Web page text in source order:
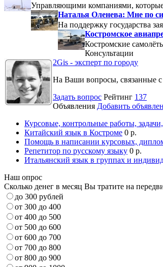
Управляющими компаниями, которые
Наталья Оленева: Мне по
На поддержку государства
Костромское
Костромские
Консультации
2Gis - эксперт по городу
На Ваши вопросы, связанные с
Задать вопрос Рейтинг 137
Объявления Добавить
Курсовые, контрольные работы,
Китайский язык в Костроме 0 р.
Помощь в написании курсовых,
Репетитор по русскому языку 0 р.
Итальянский язык в группах и
Наш опрос
Сколько денег в месяц Вы тратите на
до 300 рублей
от 300 до 400
от 400 до 500
от 500 до 600
от 600 до 700
от 700 до 800
от 800 до 900